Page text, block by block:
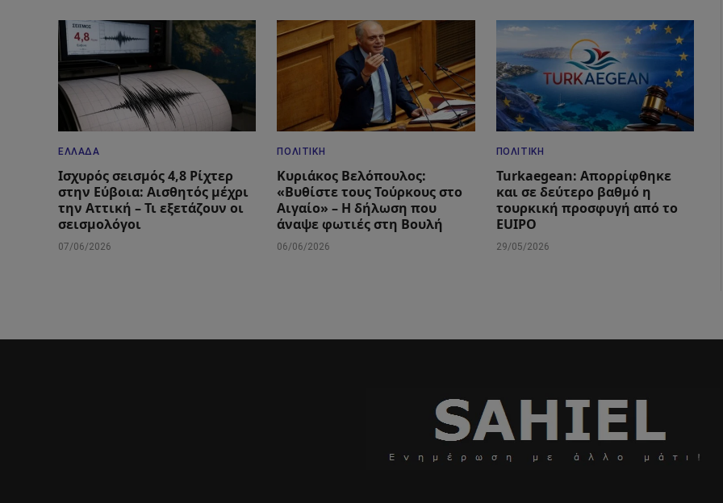
ΕΛΛΆΔΑ
Ισχυρός σεισμός 4,8 Ρίχτερ
στην Εύβοια: Αισθητός μέχρι
την Αττική – Τι εξετάζουν οι
σεισμολόγοι
07/06/2026
ΠΟΛΙΤΙΚΉ
Κυριάκος Βελόπουλος:
«Βυθίστε τους Τούρκους στο
Αιγαίο» – Η δήλωση που
άναψε φωτιές στη Βουλή
06/06/2026
ΠΟΛΙΤΙΚΉ
Turkaegean: Απορρίφθηκε
και σε δεύτερο βαθμό η
τουρκική προσφυγή από το
EUIPO
29/05/2026